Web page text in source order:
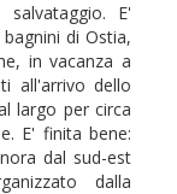
E'
di Ostia,
in vacanza a
all'arrivo dello
largo per circa
E' finita bene:
dal sud-est
dalla